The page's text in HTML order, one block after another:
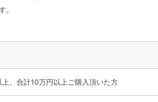
。
上、合計10万円以上ご購入頂いた方